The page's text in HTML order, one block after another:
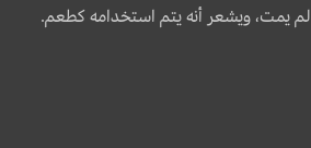
لم يمت، ويشعر أنه يتم استخدامه كطعم.